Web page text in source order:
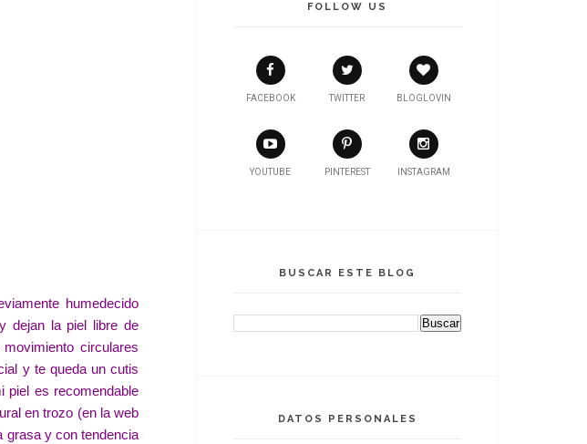
humedecido
dejan la piel libre de
circulares
y te queda un cutis
piel es recomendable
en trozo (en la web
grasa y con tendencia
FOLLOW US
FACEBOOK TWITTER BLOGLOVIN
YOUTUBE PINTEREST INSTAGRAM
BUSCAR ESTE BLOG
DATOS PERSONALES